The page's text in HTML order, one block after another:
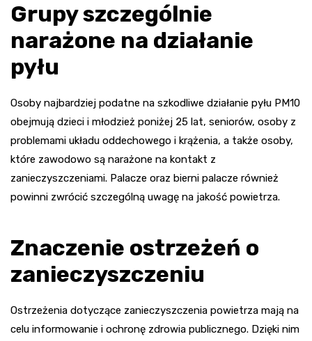
Grupy szczególnie
narażone na działanie
pyłu
Osoby najbardziej podatne na szkodliwe działanie pyłu PM10
obejmują dzieci i młodzież poniżej 25 lat, seniorów, osoby z
problemami układu oddechowego i krążenia, a także osoby,
które zawodowo są narażone na kontakt z
zanieczyszczeniami. Palacze oraz bierni palacze również
powinni zwrócić szczególną uwagę na jakość powietrza.
Znaczenie ostrzeżeń o
zanieczyszczeniu
Ostrzeżenia dotyczące zanieczyszczenia powietrza mają na
celu informowanie i ochronę zdrowia publicznego. Dzięki nim